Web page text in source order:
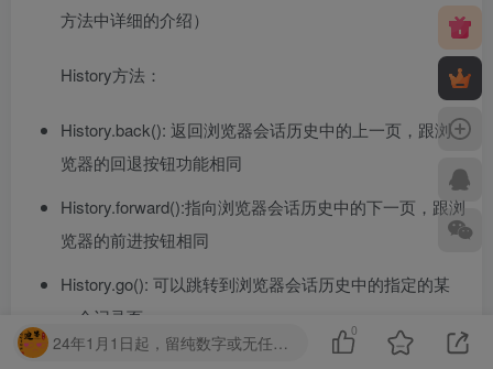
方法中详细的介绍）
History方法：
History.back(): 返回浏览器会话历史中的上一页，跟浏
览器的回退按钮功能相同
History.forward():指向浏览器会话历史中的下一页，跟浏
览器的前进按钮相同
History.go(): 可以跳转到浏览器会话历史中的指定的某
一个记录页
History.pushState():pushState可以将给定的数据压入到
24年1月1日起，留纯数字或无任何意义的字眼，第一次封禁1天，第二次7天，第三次永久！请勿提交无任何意义的字母串！
0